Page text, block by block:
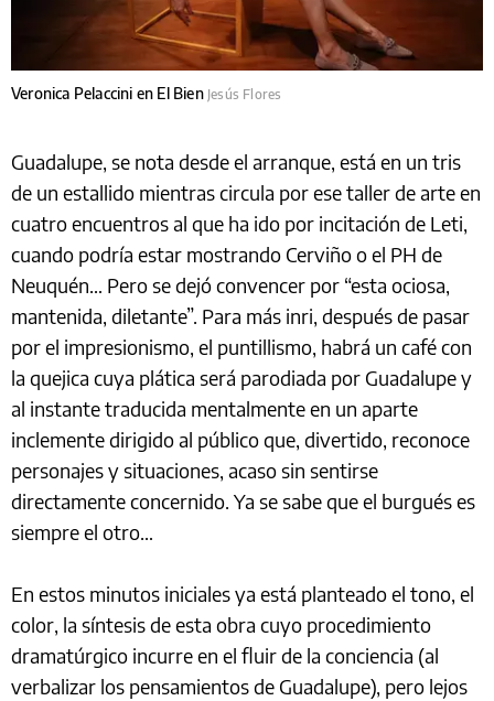
Veronica Pelaccini en El Bien Jesús Flores
Guadalupe, se nota desde el arranque, está en un tris
de un estallido mientras circula por ese taller de arte en
cuatro encuentros al que ha ido por incitación de Leti,
cuando podría estar mostrando Cerviño o el PH de
Neuquén… Pero se dejó convencer por “esta ociosa,
mantenida, diletante”. Para más inri, después de pasar
por el impresionismo, el puntillismo, habrá un café con
la quejica cuya plática será parodiada por Guadalupe y
al instante traducida mentalmente en un aparte
inclemente dirigido al público que, divertido, reconoce
personajes y situaciones, acaso sin sentirse
directamente concernido. Ya se sabe que el burgués es
siempre el otro…
En estos minutos iniciales ya está planteado el tono, el
color, la síntesis de esta obra cuyo procedimiento
dramatúrgico incurre en el fluir de la conciencia (al
verbalizar los pensamientos de Guadalupe), pero lejos